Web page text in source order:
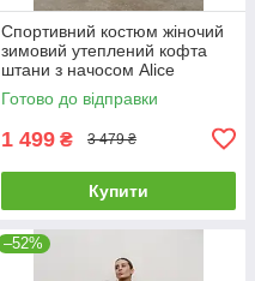
Спортивний костюм жіночий
зимовий утеплений кофта
штани з начосом Alice
шоколадний
Готово до відправки
1 499 ₴ 3 479 ₴
Купити
–52%